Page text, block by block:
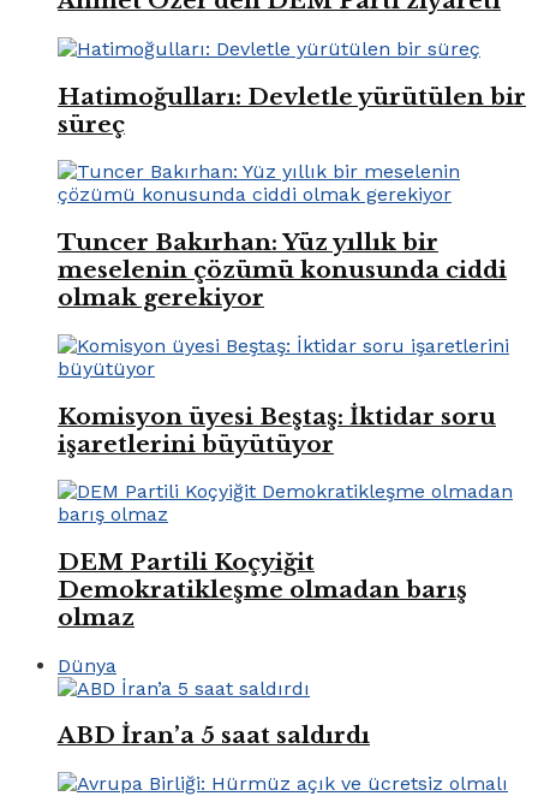
Hatimoğulları: Devletle yürütülen bir
süreç
Tuncer Bakırhan: Yüz yıllık bir
meselenin çözümü konusunda ciddi
olmak gerekiyor
Komisyon üyesi Beştaş: İktidar soru
işaretlerini büyütüyor
DEM Partili Koçyiğit
Demokratikleşme olmadan barış
olmaz
Dünya
ABD İran’a 5 saat saldırdı